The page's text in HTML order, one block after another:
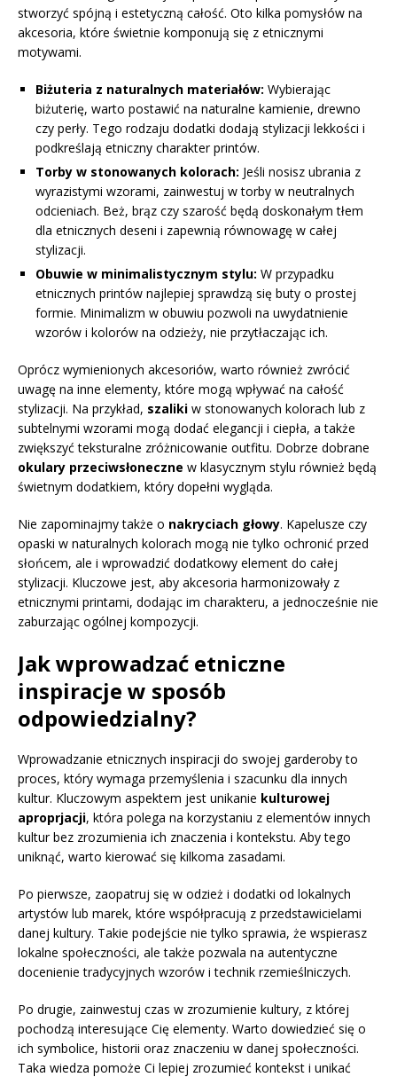
stworzyć spójną i estetyczną całość. Oto kilka pomysłów na
akcesoria, które świetnie komponują się z etnicznymi
motywami.
Biżuteria z naturalnych materiałów: Wybierając
biżuterię, warto postawić na naturalne kamienie, drewno
czy perły. Tego rodzaju dodatki dodają stylizacji lekkości i
podkreślają etniczny charakter printów.
Torby w stonowanych kolorach: Jeśli nosisz ubrania z
wyrazistymi wzorami, zainwestuj w torby w neutralnych
odcieniach. Beż, brąz czy szarość będą doskonałym tłem
dla etnicznych deseni i zapewnią równowagę w całej
stylizacji.
Obuwie w minimalistycznym stylu: W przypadku
etnicznych printów najlepiej sprawdzą się buty o prostej
formie. Minimalizm w obuwiu pozwoli na uwydatnienie
wzorów i kolorów na odzieży, nie przytłaczając ich.
Oprócz wymienionych akcesoriów, warto również zwrócić
uwagę na inne elementy, które mogą wpływać na całość
stylizacji. Na przykład, szaliki w stonowanych kolorach lub z
subtelnymi wzorami mogą dodać elegancji i ciepła, a także
zwiększyć teksturalne zróżnicowanie outfitu. Dobrze dobrane
okulary przeciwsłoneczne w klasycznym stylu również będą
świetnym dodatkiem, który dopełni wygląda.
Nie zapominajmy także o nakryciach głowy. Kapelusze czy
opaski w naturalnych kolorach mogą nie tylko ochronić przed
słońcem, ale i wprowadzić dodatkowy element do całej
stylizacji. Kluczowe jest, aby akcesoria harmonizowały z
etnicznymi printami, dodając im charakteru, a jednocześnie nie
zaburzając ogólnej kompozycji.
Jak wprowadzać etniczne
inspiracje w sposób
odpowiedzialny?
Wprowadzanie etnicznych inspiracji do swojej garderoby to
proces, który wymaga przemyślenia i szacunku dla innych
kultur. Kluczowym aspektem jest unikanie kulturowej
aproprjacji, która polega na korzystaniu z elementów innych
kultur bez zrozumienia ich znaczenia i kontekstu. Aby tego
uniknąć, warto kierować się kilkoma zasadami.
Po pierwsze, zaopatruj się w odzież i dodatki od lokalnych
artystów lub marek, które współpracują z przedstawicielami
danej kultury. Takie podejście nie tylko sprawia, że wspierasz
lokalne społeczności, ale także pozwala na autentyczne
docenienie tradycyjnych wzorów i technik rzemieślniczych.
Po drugie, zainwestuj czas w zrozumienie kultury, z której
pochodzą interesujące Cię elementy. Warto dowiedzieć się o
ich symbolice, historii oraz znaczeniu w danej społeczności.
Taka wiedza pomoże Ci lepiej zrozumieć kontekst i unikać